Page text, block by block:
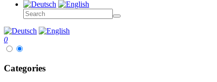
0
Categories